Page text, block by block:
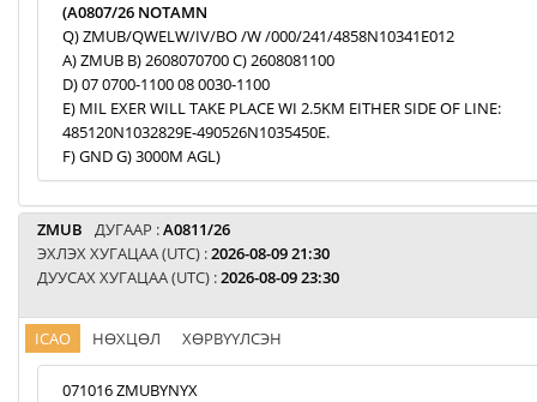
(A0807/26 NOTAMN
Q) ZMUB/QWELW/IV/BO /W /000/241/4858N10341E012
A) ZMUB B) 2608070700 C) 2608081100
D) 07 0700-1100 08 0030-1100
E) MIL EXER WILL TAKE PLACE WI 2.5KM EITHER SIDE OF LINE:
485120N1032829E-490526N1035450E.
F) GND G) 3000M AGL)
ZMUB ДУГААР :A0811/26
ЭХЛЭХ ХУГАЦАА (UTC) :2026-08-09 21:30
ДУУСАХ ХУГАЦАА (UTC) :2026-08-09 23:30
ICAO НӨХЦӨЛ ХӨРВҮҮЛСЭН
071016 ZMUBYNYX